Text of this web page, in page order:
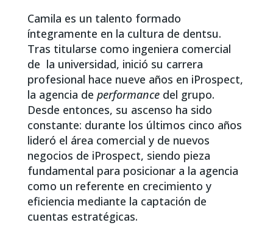
Camila es un talento formado
íntegramente en la cultura de dentsu.
Tras titularse como ingeniera comercial
de la universidad, inició su carrera
profesional hace nueve años en iProspect,
la agencia de performancedel grupo.
Desde entonces, su ascenso ha sido
constante: durante los últimos cinco años
lideró el área comercial y de nuevos
negocios de iProspect, siendo pieza
fundamental para posicionar a la agencia
como un referente en crecimiento y
eficiencia mediante la captación de
cuentas estratégicas.